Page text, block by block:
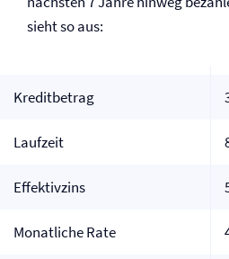
sieht so aus:
Kreditbetrag
Laufzeit
Effektivzins
Monatliche Rate